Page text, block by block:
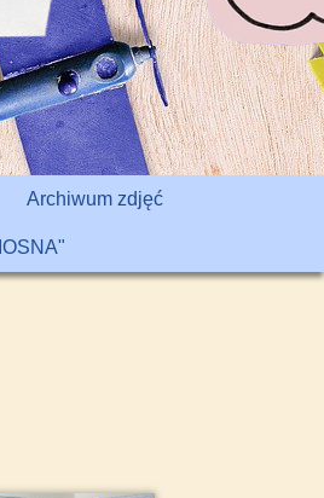
Archiwum zdjęć